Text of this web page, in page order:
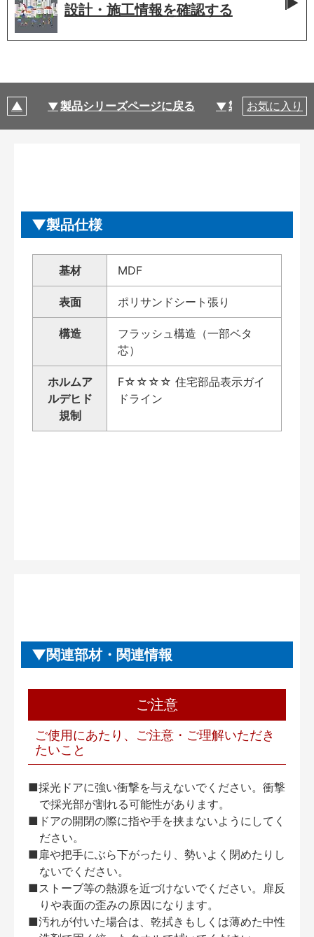
設計・施工情報を確認する
製品シリーズページに戻る 製品仕様
お気に入り
製品仕様
基材 MDF
表面 ポリサンドシート張り
構造
フラッシュ構造（一部ベタ
芯）
ホルムア
ルデヒド
規制
F☆☆☆☆ 住宅部品表示ガイ
ドライン
関連部材・関連情報
ご注意
ご使用にあたり、ご注意・ご理解いただき
たいこと
■採光ドアに強い衝撃を与えないでください。衝撃
で採光部が割れる可能性があります。
■ドアの開閉の際に指や手を挟まないようにしてく
ださい。
■扉や把手にぶら下がったり、勢いよく閉めたりし
ないでください。
■ストーブ等の熱源を近づけないでください。扉反
りや表面の歪みの原因になります。
■汚れが付いた場合は、乾拭きもしくは薄めた中性